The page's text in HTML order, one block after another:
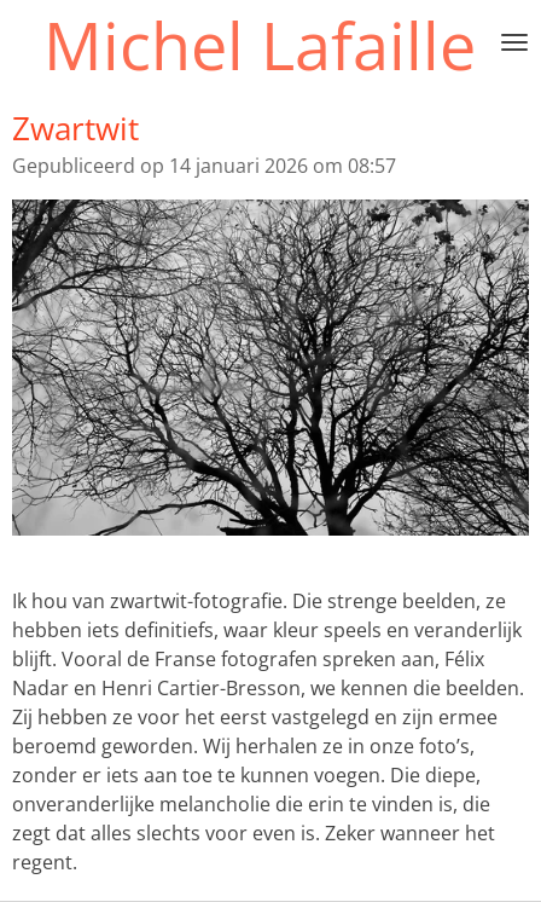
direct
hoofdinhoud
Michel Lafaille
Zwartwit
Gepubliceerd op 14 januari 2026 om 08:57
Ik hou van zwartwit-fotografie. Die strenge beelden, ze
hebben iets definitiefs, waar kleur speels en veranderlijk
blijft. Vooral de Franse fotografen spreken aan, Félix
Nadar en Henri Cartier-Bresson, we kennen die beelden.
Zij hebben ze voor het eerst vastgelegd en zijn ermee
beroemd geworden. Wij herhalen ze in onze foto’s,
zonder er iets aan toe te kunnen voegen. Die diepe,
onveranderlijke melancholie die erin te vinden is, die
zegt dat alles slechts voor even is. Zeker wanneer het
regent.